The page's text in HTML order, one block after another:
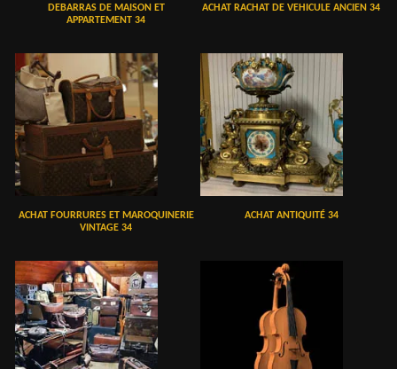
DEBARRAS DE MAISON ET
APPARTEMENT 34
ACHAT RACHAT DE VEHICULE ANCIEN 34
ACHAT FOURRURES ET MAROQUINERIE
VINTAGE 34
ACHAT ANTIQUITÉ 34